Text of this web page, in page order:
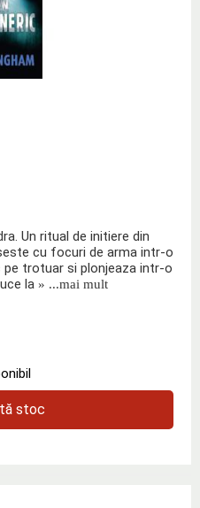
Un ritual de initiere din
cu focuri de arma intr-o
pe trotuar si plonjeaza intr-o
la » ...mai mult
stoc